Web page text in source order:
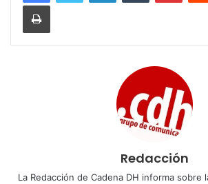
Imprimir
Redacción
La Redacción de Cadena DH informa sobre